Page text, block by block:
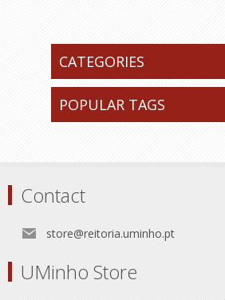
CATEGORIES
POPULAR TAGS
Contact
store@reitoria.uminho.pt
UMinho Store